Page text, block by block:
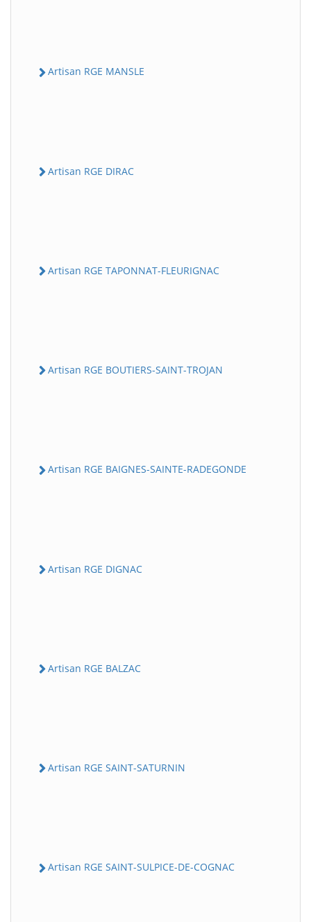
Artisan RGE MANSLE
Artisan RGE DIRAC
Artisan RGE TAPONNAT-FLEURIGNAC
Artisan RGE BOUTIERS-SAINT-TROJAN
Artisan RGE BAIGNES-SAINTE-RADEGONDE
Artisan RGE DIGNAC
Artisan RGE BALZAC
Artisan RGE SAINT-SATURNIN
Artisan RGE SAINT-SULPICE-DE-COGNAC